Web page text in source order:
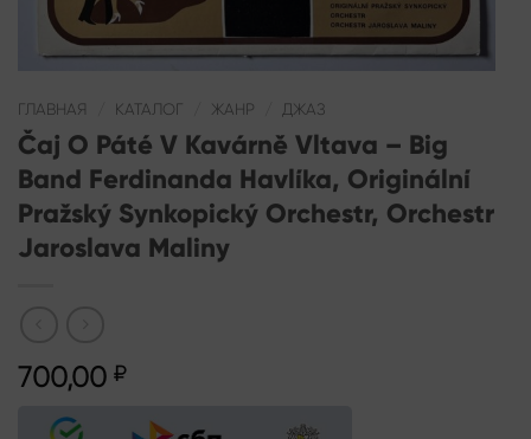
ГЛАВНАЯ КАТАЛОГ ЖАНР ДЖАЗ
Čaj O Páté V Kavárně Vltava – Big
Band Ferdinanda Havlíka, Originální
Pražský Synkopický Orchestr, Orchestr
Jaroslava Maliny
700,00 ₽